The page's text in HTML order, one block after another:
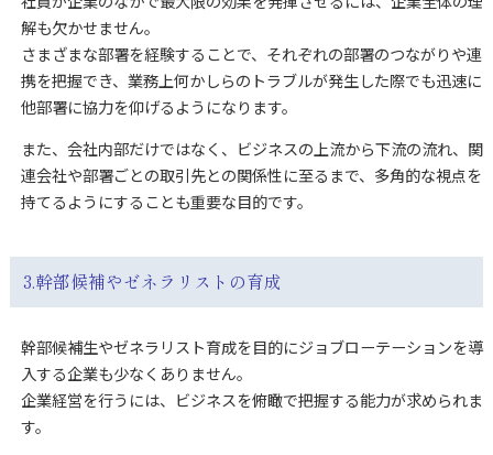
解も欠かせません。
さまざまな部署を経験することで、それぞれの部署のつながりや連
携を把握でき、業務上何かしらのトラブルが発生した際でも迅速に
他部署に協力を仰げるようになります。
また、会社内部だけではなく、ビジネスの上流から下流の流れ、関
連会社や部署ごとの取引先との関係性に至るまで、多角的な視点を
持てるようにすることも重要な目的です。
3.幹部候補やゼネラリストの育成
幹部候補生やゼネラリスト育成を目的にジョブローテーションを導
入する企業も少なくありません。
企業経営を行うには、ビジネスを俯瞰で把握する能力が求められま
す。